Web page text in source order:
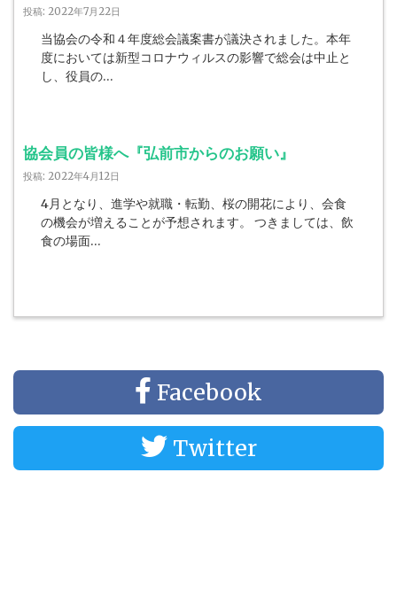
投稿: 2022年7月22日
当協会の令和４年度総会議案書が議決されました。本年
度においては新型コロナウィルスの影響で総会は中止と
し、役員の…
協会員の皆様へ『弘前市からのお願い』
投稿: 2022年4月12日
4月となり、進学や就職・転勤、桜の開花により、会食
の機会が増えることが予想されます。 つきましては、飲
食の場面…
Facebook
Twitter